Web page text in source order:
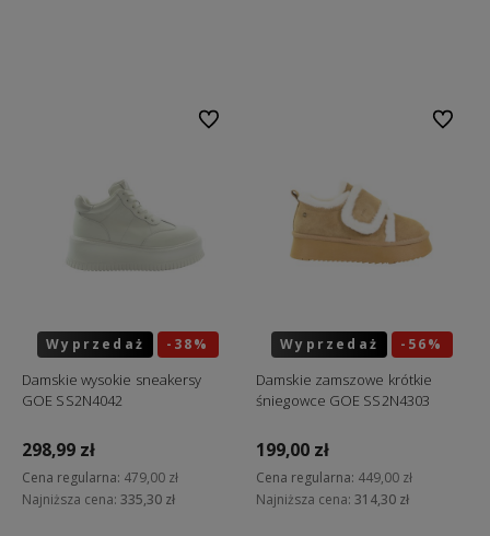
-38%
Okazja
Wyprzedaż
Damskie wysokie sneakersy
GOE SS2N4042
298,99 zł
Cena regularna: 479,00 zł
Najniższa cena: 335,30 zł
Do ulubionych
-56%
Okazja
Wyprzedaż
Damskie zamszowe krótkie
śniegowce GOE SS2N4303
199,00 zł
Cena regularna: 449,00 zł
Najniższa cena: 314,30 zł
Do